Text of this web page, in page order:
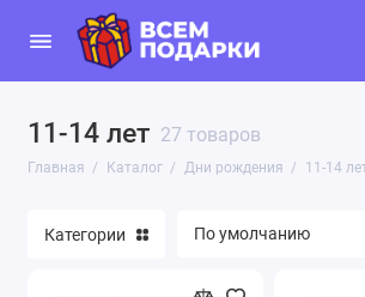
11-14 лет 27 товаров
Главная Каталог Дни рождения 11-14
Категории